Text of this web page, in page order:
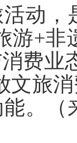
动
游+非
费业
文旅
。（